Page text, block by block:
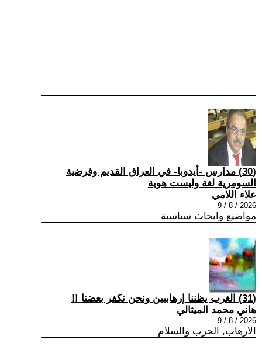
(30) مدارس -أيدوبا- في العراق القديم وفرضية
السومرية لغة وليست هوية
علاء اللامي
2026 / 8 / 9
مواضيع وابحاث سياسية
(31) الغرب يظننا إرهابيين ونحن نكفر بعضنا !!
هاني محمد الميثالي
2026 / 8 / 9
الارهاب, الحرب والسلام